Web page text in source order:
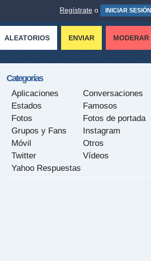
Regístrate o INICIAR SESIÓN
ALEATORIOS ENVIAR MODERAR
Categorías
Aplicaciones
Conversaciones
Estados
Famosos
Fotos
Fotos de portada
Grupos y Fans
Instagram
Móvil
Otros
Twitter
Vídeos
Yahoo Respuestas